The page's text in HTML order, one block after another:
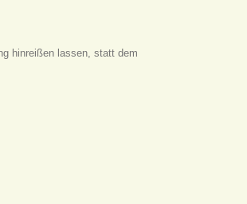
hinreißen lassen, statt dem